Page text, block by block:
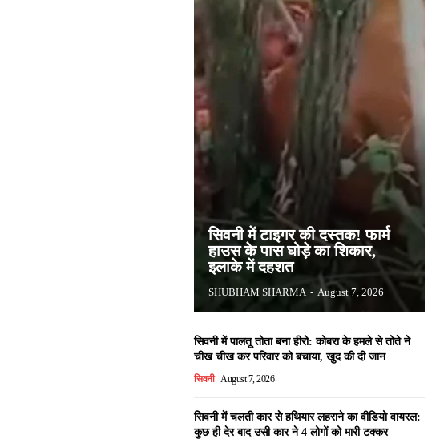
सिवनी में टाइगर की दस्तक! फार्म
हाउस के पास घोड़े का शिकार,
इलाके में दहशत
SHUBHAM SHARMA - August 7, 2026
सिवनी में पालतू तोता बना हीरो: कोबरा के हमले से तोते ने
चीख चीख कर परिवार को बचाया, खुद की दी जान
सिवनी August 7, 2026
सिवनी में चलती कार से हथियार लहराने का वीडियो वायरल:
कुछ ही देर बाद उसी कार ने 4 लोगों को मारी टक्कर